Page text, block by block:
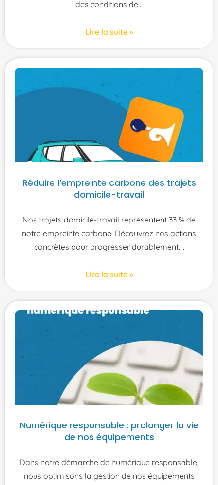
des conditions de
Lire la suite »
Réduire l’empreinte carbone des trajets
domicile-travail
Nos trajets domicile-travail représentent 33 % de
notre empreinte carbone. Découvrez nos actions
concrètes pour progresser durablement.
Lire la suite »
Numérique responsable : prolonger la vie
de nos équipements
Dans notre démarche de numérique responsable,
nous optimisons la gestion de nos équipements